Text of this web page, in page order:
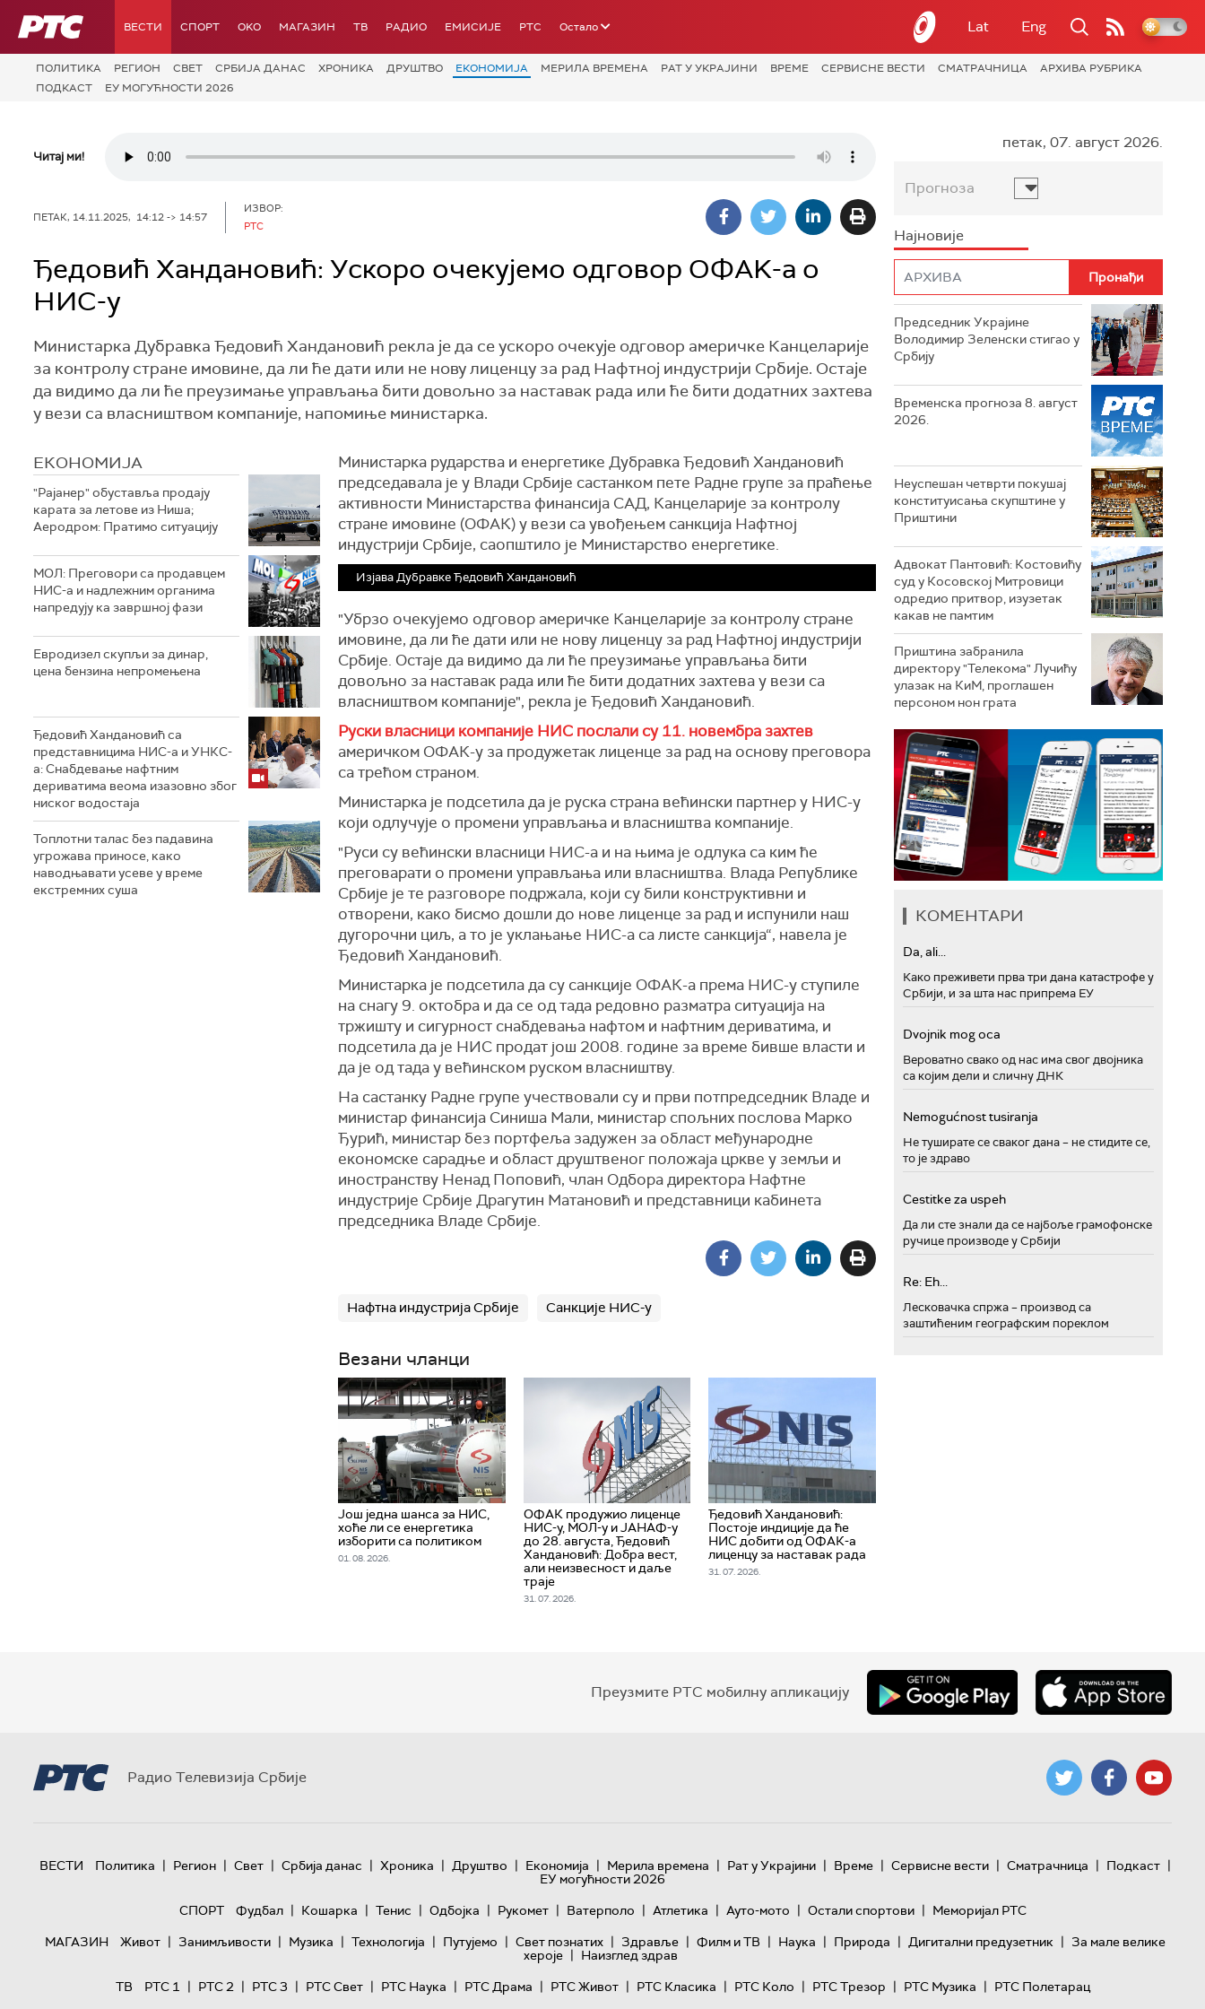
РТС ВЕСТИ СПОРТ OKO МАГАЗИН ТВ РАДИО ЕМИСИЈЕ РТС Остало Lat Eng
ПОЛИТИКА РЕГИОН СВЕТ СРБИЈА ДАНАС ХРОНИКА ДРУШТВО ЕКОНОМИЈА МЕРИЛА ВРЕМЕНА РАТ У УКРАЈИНИ ВРЕМЕ СЕРВИСНЕ ВЕСТИ СМАТРАЧНИЦА
АРХИВА РУБРИКА
ПОДКАСТ
ЕУ МОГУЋНОСТИ 2026
Читај ми!
ПЕТАК, 14.11.2025, 14:12 -> 14:57
ИЗВОР:
РТС
Ђедовић Хандановић: Ускоро очекујемо одговор ОФАK-а о
НИС-у
Министарка Дубравка Ђедовић Хандановић рекла је да се ускоро очекује одговор америчке Канцеларије
за контролу стране имовине, да ли ће дати или не нову лиценцу за рад Нафтној индустрији Србије. Остаје
да видимо да ли ће преузимање управљања бити довољно за наставак рада или ће бити додатних захтева
у вези са власништвом компаније, напомиње министарка.
ЕКОНОМИЈА
"Рајанер" обуставља продају
карата за летове из Ниша;
Аеродром: Пратимо ситуацију
МОЛ: Преговори са продавцем
НИС-а и надлежним органима
напредују ка завршној фази
Евродизел скупљи за динар,
цена бензина непромењена
Ђедовић Хандановић са
представницима НИС-а и УНКС-
а: Снабдевање нафтним
дериватима веома изазовно због
ниског водостаја
Топлотни талас без падавина
угрожава приносе, како
наводњавати усеве у време
екстремних суша
Министарка рударства и енергетике Дубравка Ђедовић Хандановић
председавала је у Влади Србије састанком пете Радне групе за праћење
активности Министарства финансија САД, Канцеларије за контролу
стране имовине (ОФАК) у вези са увођењем санкција Нафтној
индустрији Србије, саопштило је Министарство енергетике.
Изјава Дубравке Ђедовић Хандановић
"Убрзо очекујемо одговор америчке Канцеларије за контролу стране
имовине, да ли ће дати или не нову лиценцу за рад Нафтној индустрији
Србије. Остаје да видимо да ли ће преузимање управљања бити
довољно за наставак рада или ће бити додатних захтева у вези са
власништвом компаније", рекла је Ђедовић Хандановић.
Руски власници компаније НИС послали су 11. новембра захтев
америчком ОФАК-у за продужетак лиценце за рад на основу преговора
са трећом страном.
Министарка је подсетила да је руска страна већински партнер у НИС-у
који одлучује о промени управљања и власништва компаније.
"Руси су већински власници НИС-а и на њима је одлука са ким ће
преговарати о промени управљања или власништва. Влада Републике
Србије је те разговоре подржала, који су били конструктивни и
отворени, како бисмо дошли до нове лиценце за рад и испунили наш
дугорочни циљ, а то је уклањање НИС-а са листе санкција“, навела је
Ђедовић Хандановић.
Министарка је подсетила да су санкције ОФАК-а према НИС-у ступиле
на снагу 9. октобра и да се од тада редовно разматра ситуација на
тржишту и сигурност снабдевања нафтом и нафтним дериватима, и
подсетила да је НИС продат још 2008. године за време бивше власти и
да је од тада у већинском руском власништву.
На састанку Радне групе учествовали су и први потпредседник Владе и
министар финансија Синиша Мали, министар спољних послова Марко
Ђурић, министар без портфеља задужен за област међународне
економске сарадње и област друштвеног положаја цркве у земљи и
иностранству Ненад Поповић, члан Одбора директора Нафтне
индустрије Србије Драгутин Матановић и представници кабинета
председника Владе Србије.
Нафтна индустрија Србије Санкције НИС-у
Везани чланци
Још једна шанса за НИС,
хоће ли се енергетика
изборити са политиком
01. 08. 2026.
ОФАК продужио лиценце
НИС-у, МОЛ-у и ЈАНАФ-у
до 28. августа, Ђедовић
Хандановић: Добра вест,
али неизвесност и даље
траје
31. 07. 2026.
Ђедовић Хандановић:
Постоје индиције да ће
НИС добити од ОФАК-а
лиценцу за наставак рада
31. 07. 2026.
петак, 07. август 2026.
Прогноза
Најновије
Председник Украјине
Володимир Зеленски стигао у
Србију
Временска прогноза 8. август
2026.
Неуспешан четврти покушај
конституисања скупштине у
Приштини
Адвокат Пантовић: Костовићу
суд у Косовској Митровици
одредио притвор, изузетак
какав не памтим
Приштина забранила
директору "Телекома" Лучићу
улазак на КиМ, проглашен
персоном нон грата
КОМЕНТАРИ
Da, ali...
Како преживети прва три дана катастрофе у
Србији, и за шта нас припрема ЕУ
Dvojnik mog oca
Вероватно свако од нас има свог двојника
са којим дели и сличну ДНК
Nemogućnost tusiranja
Не туширате се сваког дана – не стидите се,
то је здраво
Cestitke za uspeh
Да ли сте знали да се најбоље грамофонске
ручице производе у Србији
Re: Eh...
Лесковачка спржа – производ са
заштићеним географским пореклом
Преузмите РТС мобилну апликацију
Радио Телевизија Србије
ВЕСТИ Политика | Регион | Свет | Србија данас | Хроника | Друштво | Економија | Мерила времена | Рат у Украјини | Време | Сервисне вести | Сматрачница | Подкаст |
ЕУ могућности 2026
СПОРТ
Фудбал | Кошарка | Тенис | Одбојка | Рукомет | Ватерполо | Атлетика | Ауто-мото | Остали спортови | Меморијал РТС
МАГАЗИН
Живот | Занимљивости | Музика | Технологијa | Путујемо | Свет познатих | Здравље | Филм и ТВ | Наука | Природа | Дигитални предузетник | За мале велике
хероје | Наизглед здрав
ТВ
РТС 1 | РТС 2 | РТС 3 | РТС Свет | РТС Наука | РТС Драма | РТС Живот | РТС Класика | РТС Коло | РТС Трезор | РТС Музика | РТС Полетарац